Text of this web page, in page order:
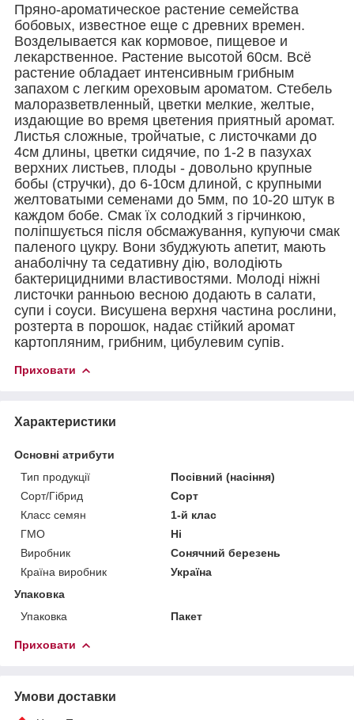
Пряно-ароматическое растение семейства
бобовых, известное еще с древних времен.
Возделывается как кормовое, пищевое и
лекарственное. Растение высотой 60см. Всё
растение обладает интенсивным грибным
запахом с легким ореховым ароматом. Стебель
малоразветвленный, цветки мелкие, желтые,
издающие во время цветения приятный аромат.
Листья сложные, тройчатые, с листочками до
4см длины, цветки сидячие, по 1-2 в пазухах
верхних листьев, плоды - довольно крупные
бобы (стручки), до 6-10см длиной, с крупными
желтоватыми семенами до 5мм, по 10-20 штук в
каждом бобе. Смак їх солодкий з гірчинкою,
поліпшується після обсмажування, купуючи смак
паленого цукру. Вони збуджують апетит, мають
анаболічну та седативну дію, володіють
бактерицидними властивостями. Молоді ніжні
листочки ранньою весною додають в салати,
супи і соуси. Висушена верхня частина рослини,
розтерта в порошок, надає стійкий аромат
картопляним, грибним, цибулевим супів.
Приховати
Характеристики
Основні атрибути
Тип продукції
Посівний (насіння)
Сорт/Гібрид
Сорт
Класс семян
1-й клас
ГМО
Ні
Виробник
Сонячний березень
Країна виробник
Україна
Упаковка
Упаковка
Пакет
Приховати
Умови доставки